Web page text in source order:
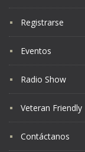
Registrarse
Eventos
Radio Show
Veteran Friendly
Contáctanos